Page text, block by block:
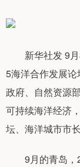
新华社发 9月8
5海洋合作发展
政府、自然资源
可持续海洋经济
坛、海洋城市市
9月的青岛，